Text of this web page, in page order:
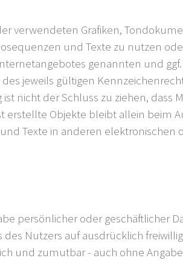
verwendeten Grafiken,
und Texte zu nutzen
genannten und
jeweils gültigen
nicht der Schluss zu ziehen, dass
Objekte bleibt allein beim
Texte in anderen
persönlicher oder geschäftlicher
Nutzers auf ausdrücklich
und zumutbar - auch ohne